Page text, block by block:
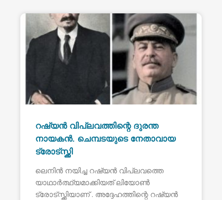
റഷ്യൻ വിപ്ലവത്തിന്റെ ദുരന്ത
നായകൻ. ചെമ്പടയുടെ നേതാവായ
ട്രോട്സ്ക്കി
ലെനിൻ നയിച്ച റഷ്യൻ വിപ്ലവത്തെ
യാഥാർത്ഥ്യമാക്കിയത് ലിയോൺ
ട്രോട്സ്ക്കിയാണ് . അദ്ദേഹത്തിന്റെ റഷ്യൻ